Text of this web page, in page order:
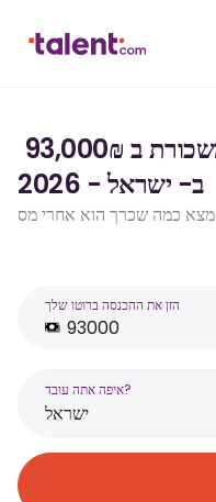
ב- ישראל - 2026
מצא כמה שכרך הוא אחרי מס
הזן את ההכנסה ברוטו שלך
איפה אתה עובד?
ישראל